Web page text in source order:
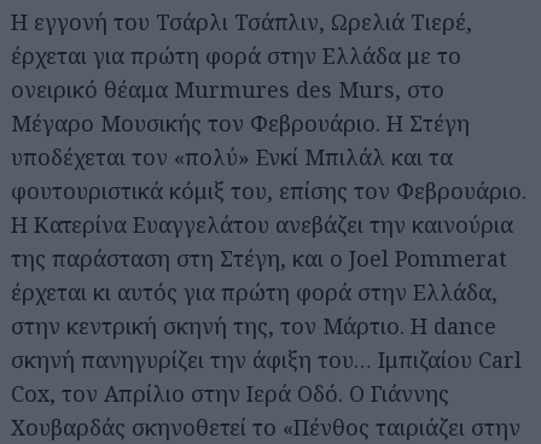
Η εγγονή του Τσάρλι Τσάπλιν, Ωρελιά Τιερέ,
έρχεται για πρώτη φορά στην Ελλάδα με το
ονειρικό θέαμα Murmures des Murs, στο
Μέγαρο Μουσικής τον Φεβρουάριο. Η Στέγη
υποδέχεται τον «πολύ» Ενκί Μπιλάλ και τα
φουτουριστικά κόμιξ του, επίσης τον Φεβρουάριο.
Η Κατερίνα Ευαγγελάτου ανεβάζει την καινούρια
της παράσταση στη Στέγη, και ο Joel Pommerat
έρχεται κι αυτός για πρώτη φορά στην Ελλάδα,
στην κεντρική σκηνή της, τον Μάρτιο. Η dance
σκηνή πανηγυρίζει την άφιξη του… Ιμπιζαίου Carl
Cox, τον Απρίλιο στην Ιερά Οδό. Ο Γιάννης
Χουβαρδάς σκηνοθετεί το «Πένθος ταιριάζει στην